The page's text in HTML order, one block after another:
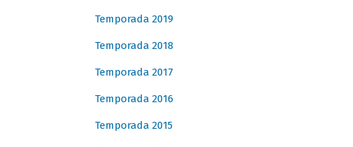
Temporada 2019
Temporada 2018
Temporada 2017
Temporada 2016
Temporada 2015